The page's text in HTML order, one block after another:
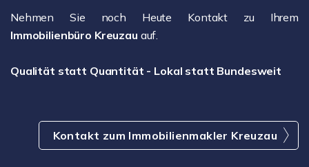
Nehmen Sie noch Heute Kontakt zu Ihrem
Immobilienbüro Kreuzau auf.
Qualität statt Quantität - Lokal statt Bundesweit
Kontakt zum Immobilienmakler Kreuzau